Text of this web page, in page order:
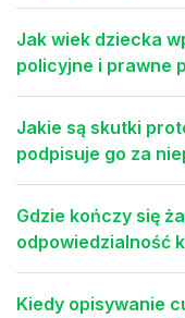
Jak wiek dziecka
policyjne i prawne
Jakie są skutki
podpisuje go za
Gdzie kończy się
odpowiedzialność
Kiedy opisywanie